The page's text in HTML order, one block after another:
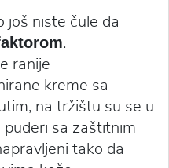
još niste čule da
.
ranije
kreme sa
na tržištu su se u
puderi sa zaštitnim
tako da